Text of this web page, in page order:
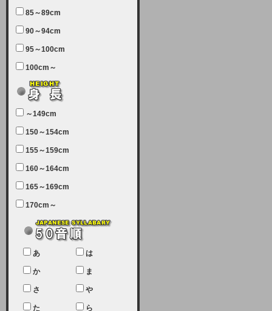
2025-06-11 (水)
【サーバーメンテナンス実施につい
7月5日（土曜日）午前7：00から午
テナンスを実施します。ユーザー様
にはご迷惑をおかけしますがご理解
いただけます様、宜しくお願い致し
【クレジットカード決済について
②】
現在、クレジットカード決済はJCB
のみになっております。大変ご迷惑
キャシュでの決済は可能ですので、
宜しくお願い致します。
2024-02-23 (金)
【クレジットカード決済について】
只今、クレジットカード会社の都合
により決済ができない状況です。
85～89cm
90～94cm
95～100cm
100cm～
～149cm
150～154cm
155～159cm
160～164cm
165～169cm
170cm～
あ は
か ま
さ や
た ら